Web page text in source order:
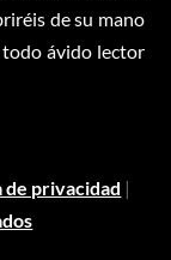
de su mano
todo ávido lector
de privacidad |